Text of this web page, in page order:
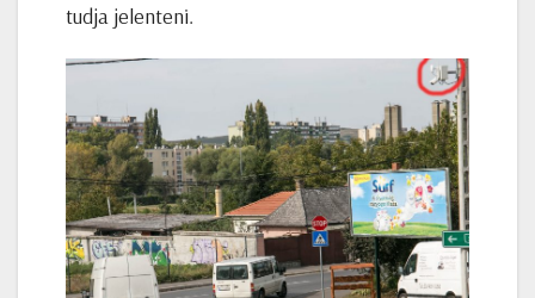
tudja jelenteni.